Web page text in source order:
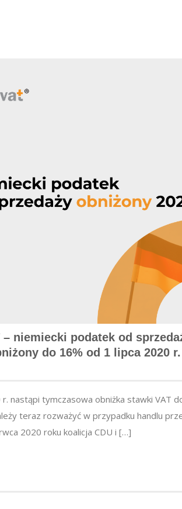
– niemiecki podatek od
do 16% od 1 lipca 2020 r.
nastąpi tymczasowa obniżka stawki VAT
teraz rozważyć w przypadku handlu
2020 roku koalicja CDU i […]